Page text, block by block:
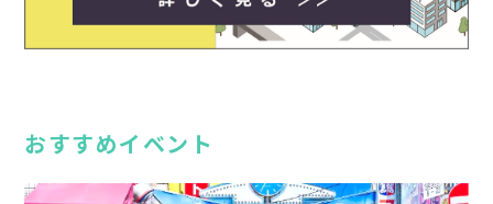
おすすめイベント